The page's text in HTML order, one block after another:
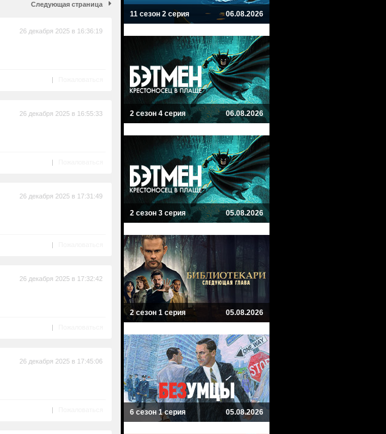
Следующая страница
26 декабря 2025 в 16:36:19
|
26 декабря 2025 в 16:55:33
|
26 декабря 2025 в 17:31:49
|
26 декабря 2025 в 17:32:42
|
26 декабря 2025 в 17:45:06
|
11 сезон 2 серия 06.08.2026
2 сезон 4 серия 06.08.2026
2 сезон 3 серия 05.08.2026
2 сезон 1 серия 05.08.2026
6 сезон 1 серия 05.08.2026